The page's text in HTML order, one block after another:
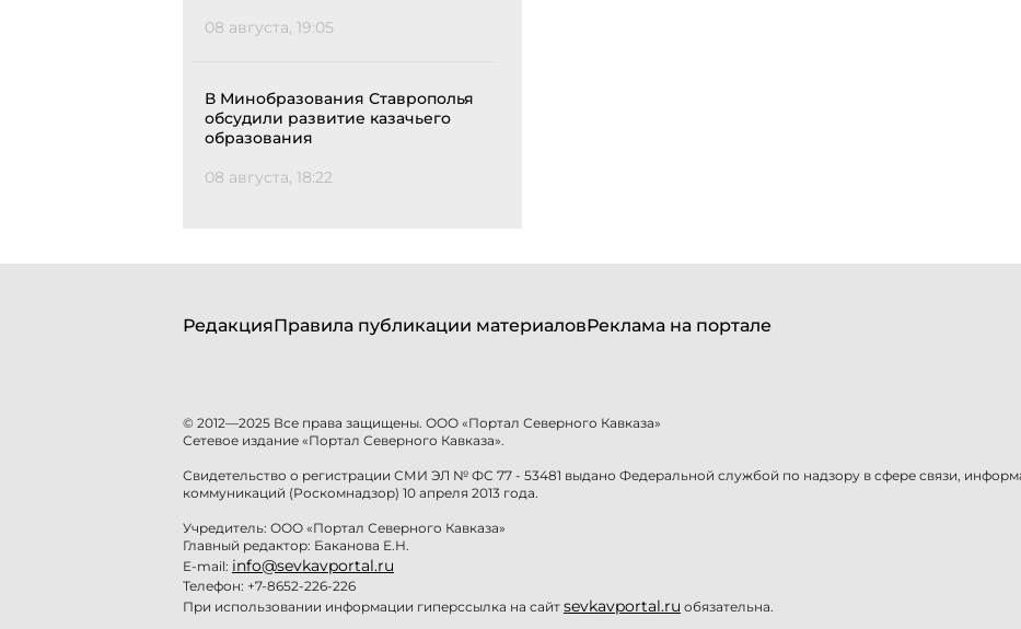
08 августа, 19:05
В Минобразования Ставрополья
обсудили развитие казачьего
образования
08 августа, 18:22
РедакцияПравила публикации материаловРеклама на портале
© 2012—2025 Все права защищены. ООО «Портал Северного Кавказа»
Сетевое издание «Портал Северного Кавказа».
Свидетельство о регистрации СМИ ЭЛ № ФС 77 - 53481 выдано Федеральной службой по надзору в сфере связи,
коммуникаций (Роскомнадзор) 10 апреля 2013 года.
Учредитель: ООО «Портал Северного Кавказа»
Главный редактор: Баканова Е.Н.
E-mail: info@sevkavportal.ru
Телефон: +7-8652-226-226
При использовании информации гиперссылка на сайт sevkavportal.ru обязательна.